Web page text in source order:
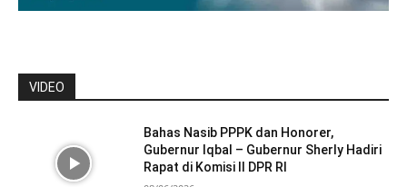
VIDEO
Bahas Nasib PPPK dan Honorer,
Gubernur Iqbal – Gubernur Sherly Hadiri
Rapat di Komisi II DPR RI